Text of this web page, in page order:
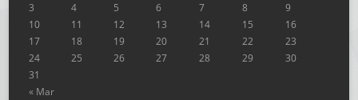
« Mar
3
4 5 6 7 8
9
10
11 12 13 14 15
16
17
18 19 20 21 22
23
24
25 26 27 28 29
30
31